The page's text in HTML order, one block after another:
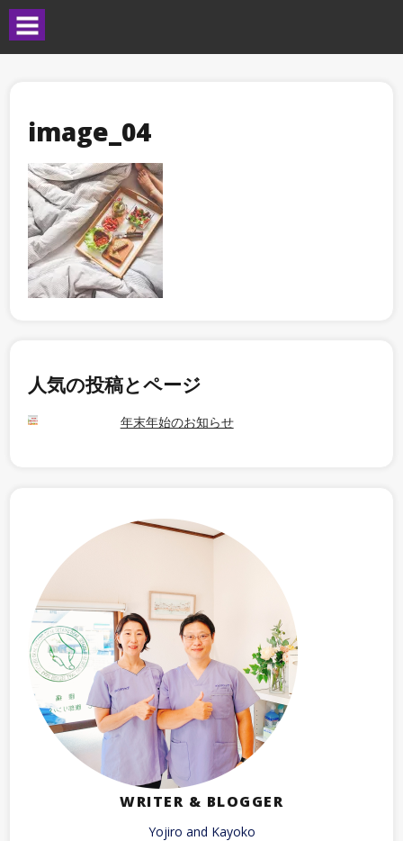
image_04
人気の投稿とページ
年末年始のお知らせ
WRITER & BLOGGER
Yojiro and Kayoko